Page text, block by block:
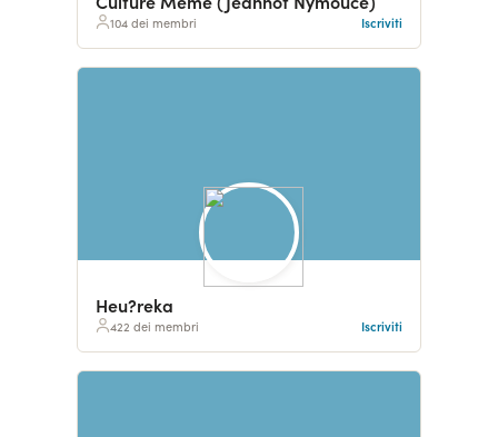
104 dei membri Iscriviti
Heu?reka
422 dei membri Iscriviti